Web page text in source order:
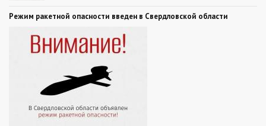
Режим ракетной опасности введен в Свердловской области